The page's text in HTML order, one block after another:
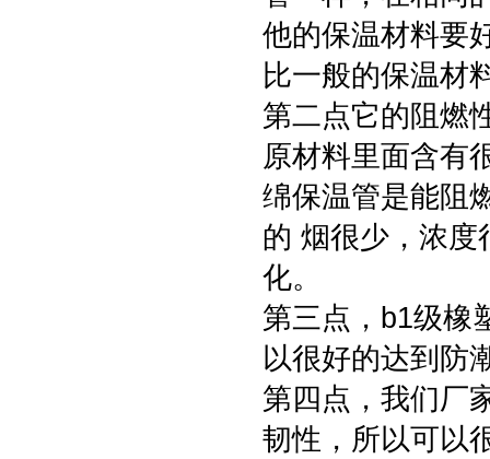
他的保温材料要
比一般的保温材
第二点它的阻燃
原材料里面含有
绵保温管是能阻
的 烟很少，浓度
化。
第三点，b1级橡
以很好的达到防
第四点，我们厂
韧性，所以可以